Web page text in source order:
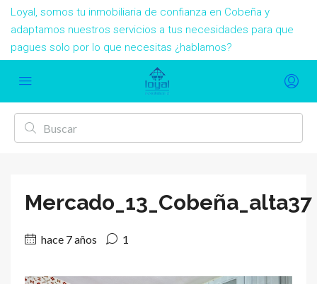
Loyal, somos tu inmobiliaria de confianza en Cobeña y
adaptamos nuestros servicios a tus necesidades para que
pagues solo por lo que necesitas ¿hablamos?
Mercado_13_Cobeña_alta37
hace 7 años 1